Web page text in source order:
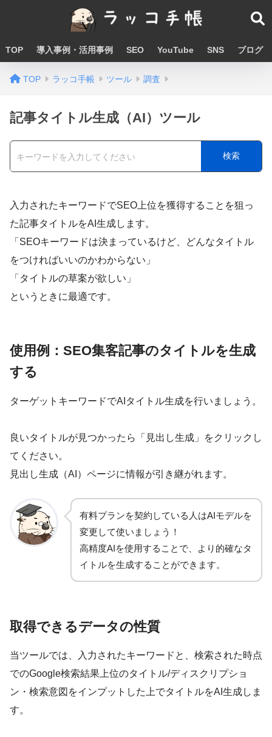
TOP 導入事例・活用事例 SEO YouTube SNS ブログ
TOP ラッコ手帳 ツール 調査
記事タイトル生成（AI）ツール
検索
入力されたキーワードでSEO上位を獲得することを狙っ
た記事タイトルをAI生成します。
「SEOキーワードは決まっているけど、どんなタイトル
をつければいいのかわからない」
「タイトルの草案が欲しい」
というときに最適です。
使用例：SEO集客記事のタイトルを生成
する
ターゲットキーワードでAIタイトル生成を行いましょう。
良いタイトルが見つかったら「見出し生成」をクリックし
てください。
見出し生成（AI）ページに情報が引き継がれます。
有料プランを契約している人はAIモデルを
変更して使いましょう！
高精度AIを使用することで、より的確なタ
イトルを生成することができます。
取得できるデータの性質
当ツールでは、入力されたキーワードと、検索された時点
でのGoogle検索結果上位のタイトル/ディスクリプショ
ン・検索意図をインプットした上でタイトルをAI生成しま
す。